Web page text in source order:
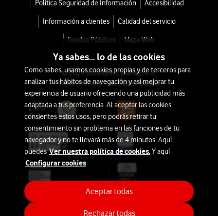
Política Seguridad de Información Accesibilidad
Información a clientes Calidad del servicio
Fondos Públicos Mapa Web
© 2026 Vodafone España S.A.U.
Avda. América 115, 28042 Madrid
Ya sabes... lo de las cookies
Como sabes, usamos cookies propias y de terceros para
analizar tus hábitos de navegación y así mejorar tu
experiencia de usuario ofreciendo una publicidad más
adaptada a tus preferencia. Al aceptar las cookies
consientes estos usos, pero podrás retirar tu
consentimiento sin problema en las funciones de tu
navegador y no te llevará más de 4 minutos. Aquí
puedesVer nuestra política de cookies.Y aquí
Configurar cookies
Rechazar todas
Aceptar todas